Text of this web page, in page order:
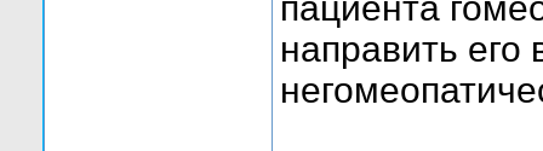
пациента
направить